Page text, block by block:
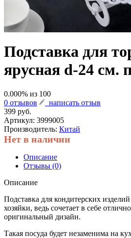
Подставка для
ярусная d-24 см.
0.000% из 100
0 отзывов
написать отзыв
399 руб.
Артикул: 3999005
Производитель: Китай
Нет в наличии
Описание
Отзывы (0)
Описание
Подставка для кондитерских
хозяйки, ведь сочетает в себе
оригинальный дизайн.
Такая посуда будет незаменима на